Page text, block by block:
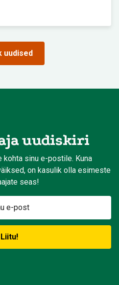
uudised
uudiskiri
kohta sinu e-postile. Kuna
on kasulik olla esimeste
seas!